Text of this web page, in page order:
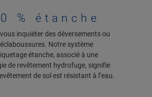
% étanche
inquiéter des déversements ou
Notre système
étanche, associé à une
de revêtement hydrofuge, signifie
de sol est résistant à l’eau.